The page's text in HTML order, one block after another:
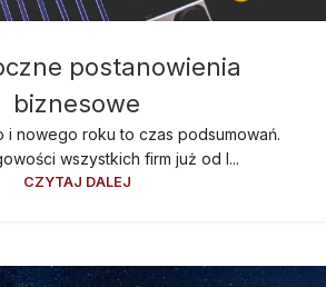
postanowienia
biznesowe
i nowego roku to czas podsumowań.
wszystkich firm już od l...
CZYTAJ DALEJ